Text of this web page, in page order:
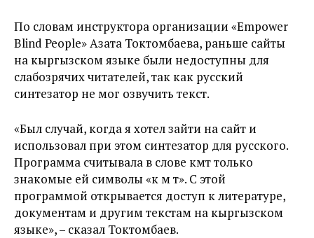
По словам инструктора организации «Empower
Blind People» Азата Токтомбаева, раньше сайты
на кыргызском языке были недоступны для
слабозрячих читателей, так как русский
синтезатор не мог озвучить текст.
«Был случай, когда я хотел зайти на сайт и
использовал при этом синтезатор для русского.
Программа считывала в слове өкмөт только
знакомые ей символы «к м т». С этой
программой открывается доступ к литературе,
документам и другим текстам на кыргызском
языке», – сказал Токтомбаев.